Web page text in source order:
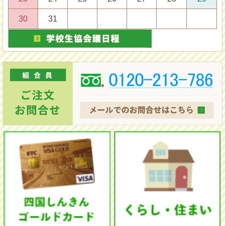
で
の
加
入
込
み
か
ら
オ
イ
ン
付
変
更
に
な
た。
別
30 31